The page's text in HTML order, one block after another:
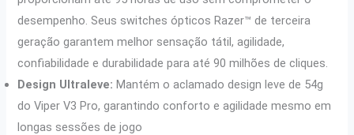
desempenho. Seus switches ópticos Razer™ de terceira
geração garantem melhor sensação tátil, agilidade,
confiabilidade e durabilidade para até 90 milhões de cliques.
Design Ultraleve: Mantém o aclamado design leve de 54g
do Viper V3 Pro, garantindo conforto e agilidade mesmo em
longas sessões de jogo